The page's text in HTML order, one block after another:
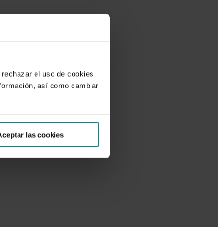
el uso de cookies
así como cambiar
las cookies